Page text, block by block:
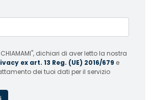
dichiari di aver letto la nostra
ex art. 13 Reg. (UE) 2016/679 e
dei tuoi dati per il servizio